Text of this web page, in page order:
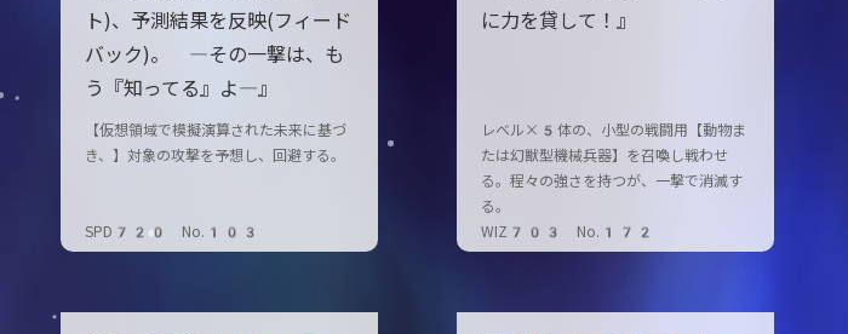
ト)、予測結果を反映(フィード
バック)。 ―その一撃は、も
う『知ってる』よ―』
【仮想領域で模擬演算された未来に基づ
き、】対象の攻撃を予想し、回避する。
SPD720 No.103
に力を貸して！』
レベル×5体の、小型の戦闘用【動物ま
たは幻獣型機械兵器】を召喚し戦わせ
る。程々の強さを持つが、一撃で消滅す
る。
WIZ703 No.172